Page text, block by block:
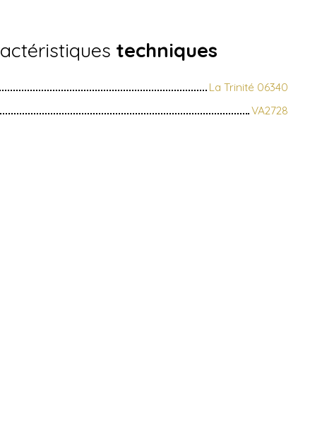
techniques
La Trinité 06340
VA2728